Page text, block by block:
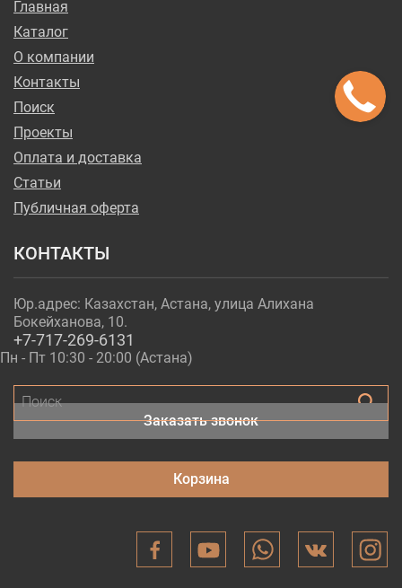
Главная
Каталог
О компании
Контакты
Поиск
Проекты
Оплата и доставка
Статьи
Публичная оферта
КОНТАКТЫ
Юр.адрес: Казахстан, Астана, улица Алихана
Бокейханова, 10.
+7-717-269-6131
Пн - Пт 10:30 - 20:00 (Астана)
Поиск
Заказать звонок
Корзина